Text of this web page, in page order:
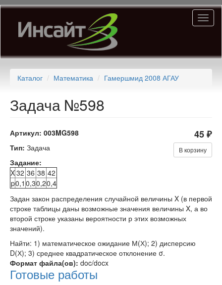
Перейти
основному
содержанию
Каталог Математика Гамершмид 2008 АГАУ
Задача №598
Артикул: 003MG598 45 ₽
В корзину
Тип: Задача
Задание:
X32 36 38 42
p0,1 0,30,20,4
Задан закон распределения случайной величины X (в первой
строке таблицы даны возможные значения величины X, а во
второй строке указаны вероятности р этих возможных
значений).
Найти: 1) математическое ожидание М(Х); 2) дисперсию
D(Х); 3) среднее квадратическое отклонение σ.
Формат файла(ов): doc/docx
Готовые работы